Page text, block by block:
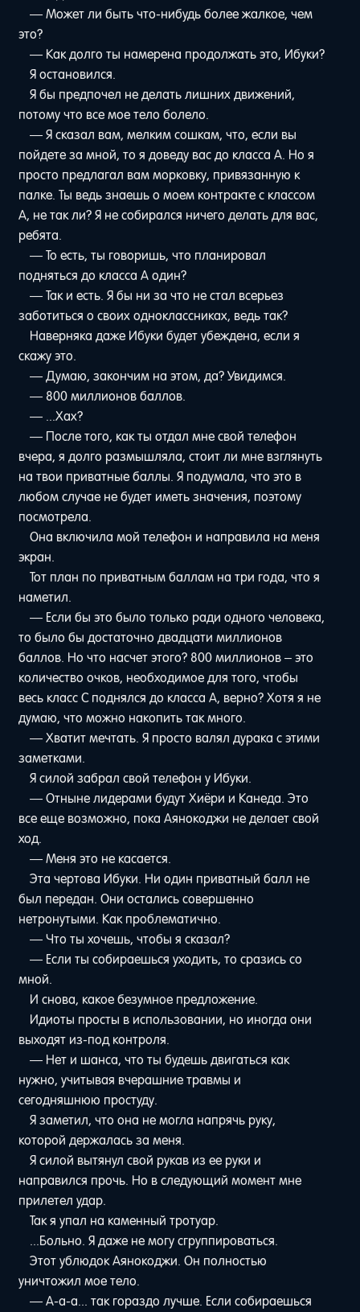
— Может ли быть что-нибудь более жалкое, чем
это?
— Как долго ты намерена продолжать это, Ибуки?
Я остановился.
Я бы предпочел не делать лишних движений,
потому что все мое тело болело.
— Я сказал вам, мелким сошкам, что, если вы
пойдете за мной, то я доведу вас до класса A. Но я
просто предлагал вам морковку, привязанную к
палке. Ты ведь знаешь о моем контракте с классом
А, не так ли? Я не собирался ничего делать для вас,
ребята.
— То есть, ты говоришь, что планировал
подняться до класса A один?
— Так и есть. Я бы ни за что не стал всерьез
заботиться о своих одноклассниках, ведь так?
Наверняка даже Ибуки будет убеждена, если я
скажу это.
— Думаю, закончим на этом, да? Увидимся.
— 800 миллионов баллов.
— ...Хах?
— После того, как ты отдал мне свой телефон
вчера, я долго размышляла, стоит ли мне взглянуть
на твои приватные баллы. Я подумала, что это в
любом случае не будет иметь значения, поэтому
посмотрела.
Она включила мой телефон и направила на меня
экран.
Тот план по приватным баллам на три года, что я
наметил.
— Если бы это было только ради одного человека,
то было бы достаточно двадцати миллионов
баллов. Но что насчет этого? 800 миллионов – это
количество очков, необходимое для того, чтобы
весь класс С поднялся до класса А, верно? Хотя я не
думаю, что можно накопить так много.
— Хватит мечтать. Я просто валял дурака с этими
заметками.
Я силой забрал свой телефон у Ибуки.
— Отныне лидерами будут Хиёри и Канеда. Это
все еще возможно, пока Аянокоджи не делает свой
ход.
— Меня это не касается.
Эта чертова Ибуки. Ни один приватный балл не
был передан. Они остались совершенно
нетронутыми. Как проблематично.
— Что ты хочешь, чтобы я сказал?
— Если ты собираешься уходить, то сразись со
мной.
И снова, какое безумное предложение.
Идиоты просты в использовании, но иногда они
выходят из-под контроля.
— Нет и шанса, что ты будешь двигаться как
нужно, учитывая вчерашние травмы и
сегодняшнюю простуду.
Я заметил, что она не могла напрячь руку,
которой держалась за меня.
Я силой вытянул свой рукав из ее руки и
направился прочь. Но в следующий момент мне
прилетел удар.
Так я упал на каменный тротуар.
...Больно. Я даже не могу сгруппироваться.
Этот ублюдок Аянокоджи. Он полностью
уничтожил мое тело.
— А-а-а... так гораздо лучше. Если собираешься